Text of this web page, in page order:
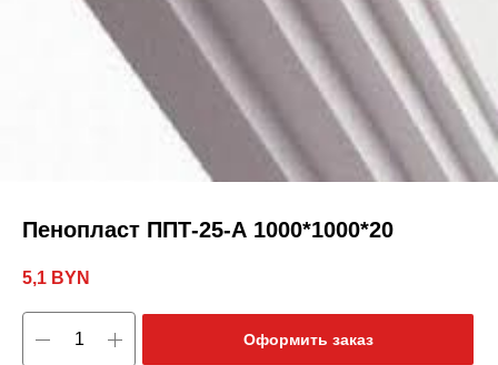
Пенопласт ППТ-25-А 1000*1000*20
5,1 BYN
Оформить заказ